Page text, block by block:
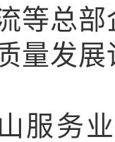
等总
量发展
服务